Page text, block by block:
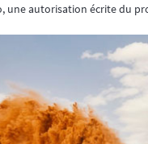
une autorisation écrite du